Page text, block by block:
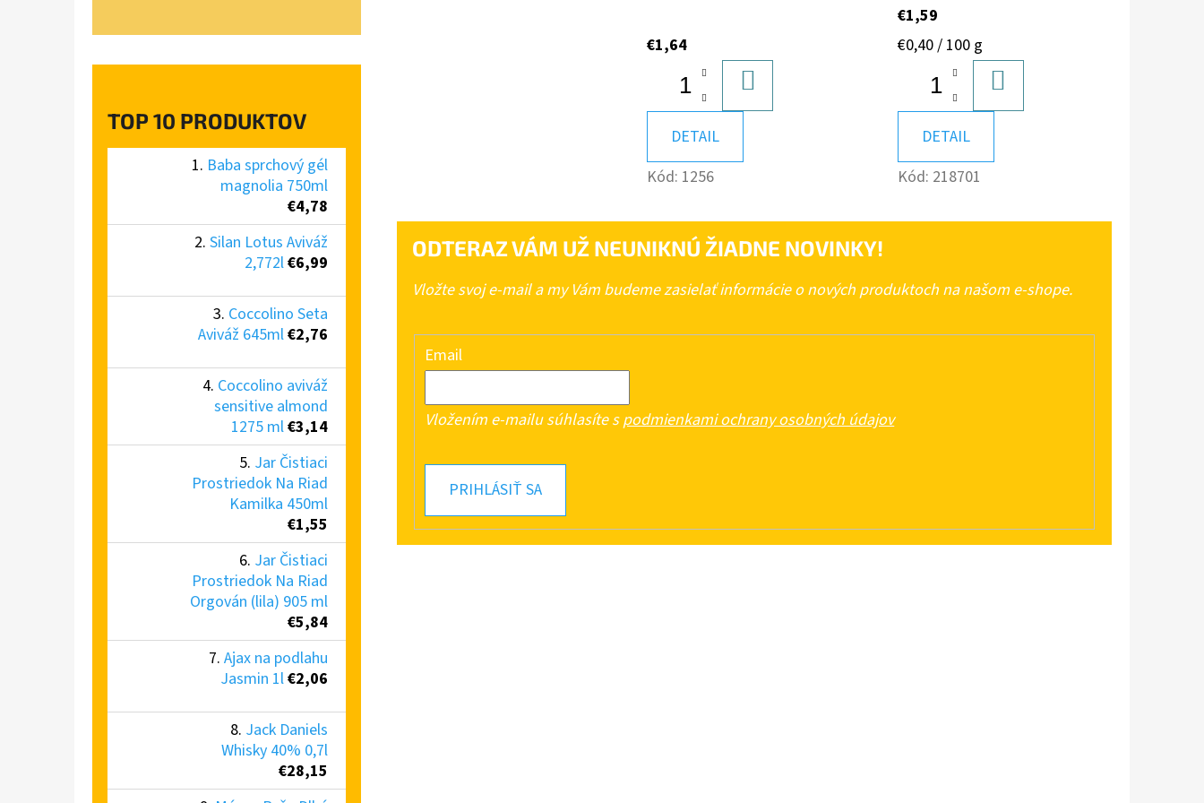
TOP 10 PRODUKTOV
Baba sprchový gél
magnolia 750ml
€4,78
Silan Lotus Aviváž
2,772l€6,99
Coccolino Seta
Aviváž 645ml€2,76
Coccolino aviváž
sensitive almond
1275 ml€3,14
Jar Čistiaci
Prostriedok Na Riad
Kamilka 450ml
€1,55
Jar Čistiaci
Prostriedok Na Riad
Orgován (lila) 905 ml
€5,84
Ajax na podlahu
Jasmin 1l€2,06
Jack Daniels
Whisky 40% 0,7l
€28,15
€1,64
KOŠÍKA
DETAIL
Kód: 1256
€1,59
Jednotková
€0,40 / 100 g
KOŠÍKA
DETAIL
Kód: 218701
ODTERAZ VÁM UŽ NEUNIKNÚ ŽIADNE NOVINKY!
Vložte svoj e-mail a my Vám budeme zasielať informácie o nových produktoch na našom e-shope.
Email
Vložením e-mailu súhlasíte spodmienkami ochrany osobných údajov
PRIHLÁSIŤ SA